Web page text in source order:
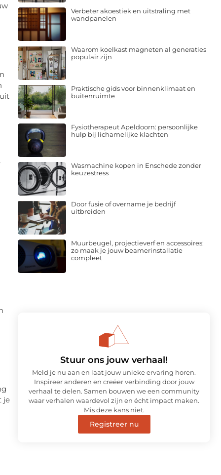
je
Verbeter akoestiek en uitstraling met
wandpanelen
Waarom koelkast magneten al generaties
populair zijn
Praktische gids voor binnenklimaat en
buitenruimte
Fysiotherapeut Apeldoorn: persoonlijke
hulp bij lichamelijke klachten
Wasmachine kopen in Enschede zonder
keuzestress
Door fusie of overname je bedrijf
uitbreiden
Muurbeugel, projectieverf en accessoires:
zo maak je jouw beamerinstallatie
compleet
Stuur ons jouw verhaal!
Meld je nu aan en laat jouw unieke ervaring horen.
Inspireer anderen en creëer verbinding door jouw
verhaal te delen. Samen bouwen we een community
waar verhalen waardevol zijn en écht impact maken.
Mis deze kans niet.
Registreer nu